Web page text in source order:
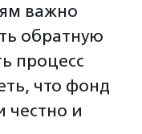
важно
обратную
процесс
что фонд
честно и